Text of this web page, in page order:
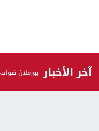
آخر الأخبار بوزملان